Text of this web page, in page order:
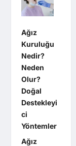
Ağız
Kuruluğu
Nedir?
Neden
Olur?
Doğal
Destekleyi
ci
Yöntemler
Ağız